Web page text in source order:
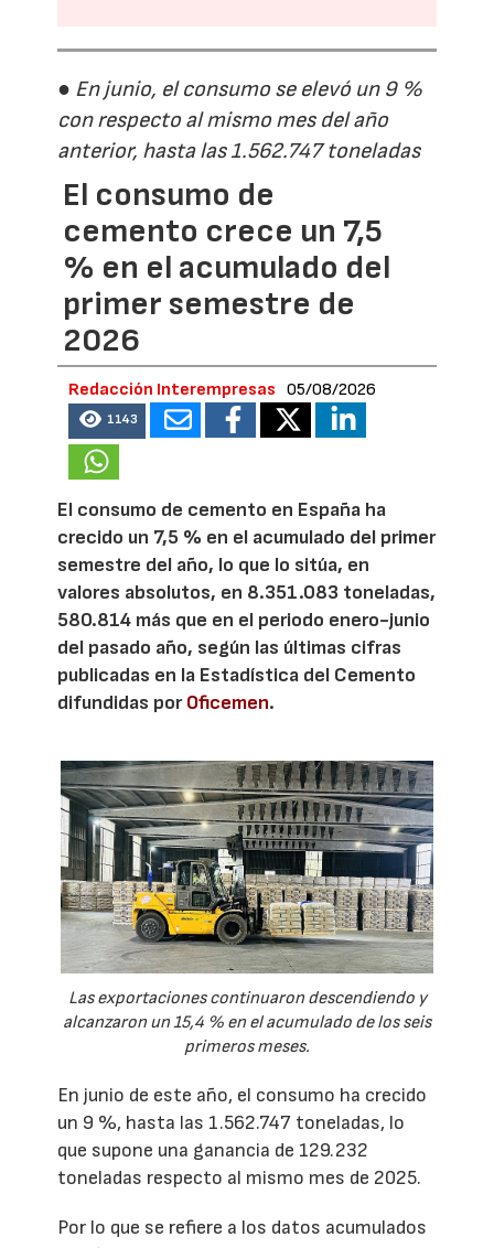
● En junio, el consumo se elevó un 9 %
con respecto al mismo mes del año
anterior, hasta las 1.562.747 toneladas
El consumo de
cemento crece un 7,5
% en el acumulado del
primer semestre de
2026
Redacción Interempresas 05/08/2026
1143
El consumo de cemento en España ha
crecido un 7,5 % en el acumulado del primer
semestre del año, lo que lo sitúa, en
valores absolutos, en 8.351.083 toneladas,
580.814 más que en el periodo enero-junio
del pasado año, según las últimas cifras
publicadas en la Estadística del Cemento
difundidas porOficemen.
Las exportaciones continuaron descendiendo y
alcanzaron un 15,4 % en el acumulado de los seis
primeros meses.
En junio de este año, el consumo ha crecido
un 9 %, hasta las 1.562.747 toneladas, lo
que supone una ganancia de 129.232
toneladas respecto al mismo mes de 2025.
Por lo que se refiere a los datos acumulados